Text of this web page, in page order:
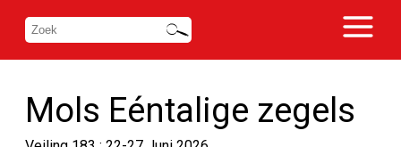
Mols Eéntalige zegels